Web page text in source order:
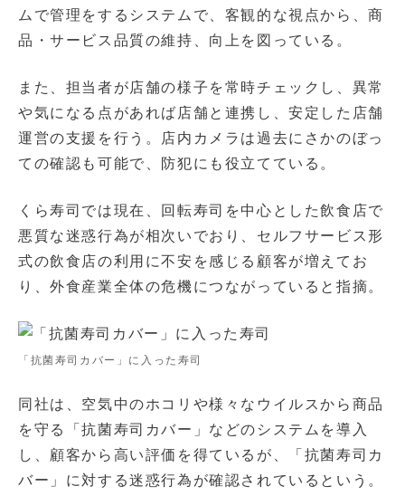
ムで管理をするシステムで、客観的な視点から、商
品・サービス品質の維持、向上を図っている。
また、担当者が店舗の様子を常時チェックし、異常
や気になる点があれば店舗と連携し、安定した店舗
運営の支援を行う。店内カメラは過去にさかのぼっ
ての確認も可能で、防犯にも役立てている。
くら寿司では現在、回転寿司を中心とした飲食店で
悪質な迷惑行為が相次いでおり、セルフサービス形
式の飲食店の利用に不安を感じる顧客が増えてお
り、外食産業全体の危機につながっていると指摘。
「抗菌寿司カバー」に入った寿司
同社は、空気中のホコリや様々なウイルスから商品
を守る「抗菌寿司カバー」などのシステムを導入
し、顧客から高い評価を得ているが、「抗菌寿司カ
バー」に対する迷惑行為が確認されているという。